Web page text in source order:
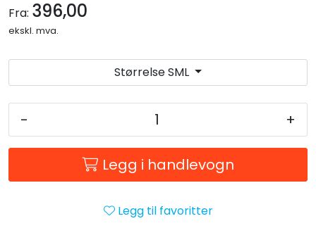
Fra: 396,00
ekskl. mva.
Størrelse SML
- +
Legg i handlevogn
Legg til favoritter